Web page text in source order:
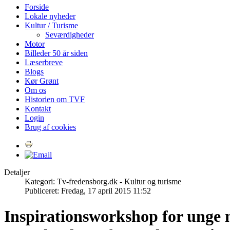
Forside
Lokale nyheder
Kultur / Turisme
Seværdigheder
Motor
Billeder 50 år siden
Læserbreve
Blogs
Kør Grønt
Om os
Historien om TVF
Kontakt
Login
Brug af cookies
Detaljer
Kategori: Tv-fredensborg.dk - Kultur og turisme
Publiceret: Fredag, 17 april 2015 11:52
Inspirationsworkshop for unge